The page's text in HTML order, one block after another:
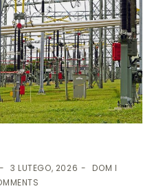
3 LUTEGO, 2026
DOM I